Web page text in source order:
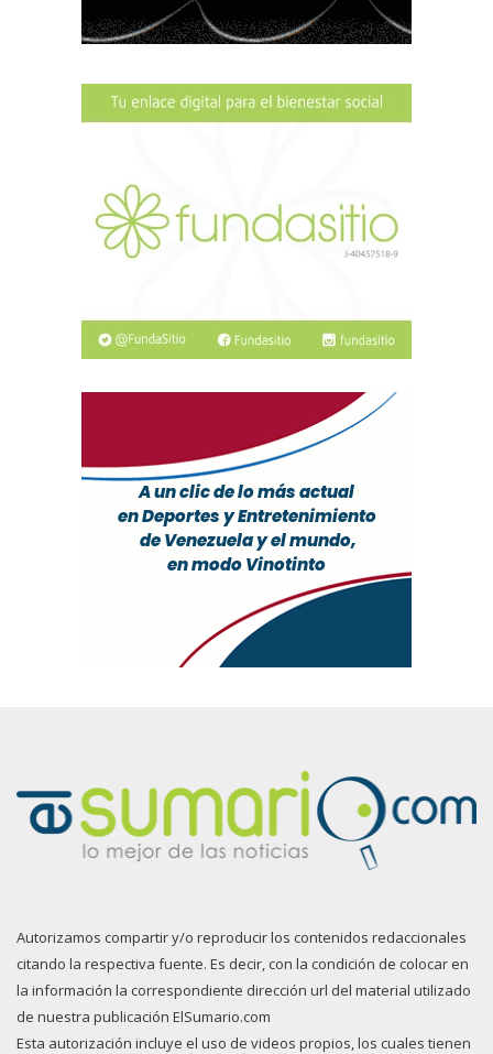
Autorizamos compartir y/o reproducir los contenidos redaccionales
citando la respectiva fuente. Es decir, con la condición de colocar en
la información la correspondiente dirección url del material utilizado
de nuestra publicación ElSumario.com
Esta autorización incluye el uso de videos propios, los cuales tienen